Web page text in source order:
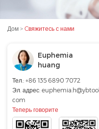
Дом > Cвяжитесь с нами
Euphemia
huang
Тел.: +86 135 6890 7072
Эл. адрес: euphemia.h@ybtool.
com
Теперь говорите